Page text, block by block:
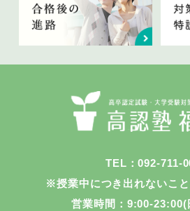
TEL：092-711-
※授業中につき出れないこと
営業時間：9:00-23:00(